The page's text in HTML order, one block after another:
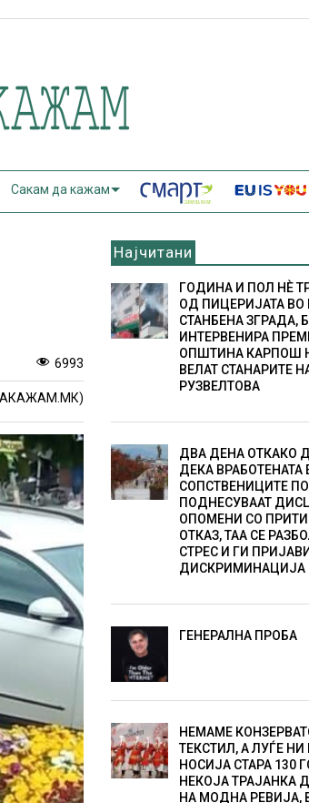
Сакам да кажам
6993
Најчитани
ГОДИНА И ПОЛ НÈ
ОД ПИЦЕРИЈАТА ВО
СТАНБЕНА ЗГРАДА,
ИНТЕРВЕНИРА
ОПШТИНА КАРПОШ
ВЕЛАТ СТАНАРИТЕ
РУЗВЕЛТОВА
ДВА ДЕНА ОТКАКО
ДЕКА ВРАБОТЕНАТА
СОПСТВЕНИЦИТЕ
ПОДНЕСУВААТ
ОПОМЕНИ СО
ОТКАЗ, ТАА СЕ
СТРЕС И ГИ
ДИСКРИМИНАЦИЈА
ГЕНЕРАЛНА ПРОБА
НЕМАМЕ
ТЕКСТИЛ, А ЛУЃЕ НИ
НОСИЈА СТАРА 130
НЕКОЈА ТРАЈАНКА
НА МОДНА РЕВИЈА,